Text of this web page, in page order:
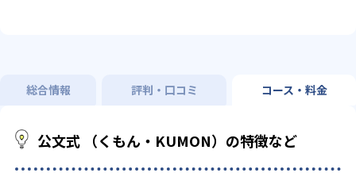
総合情報 評判・口コミ コース・料金
公文式 （くもん・KUMON）の特徴など